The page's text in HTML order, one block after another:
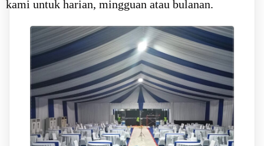
kami untuk harian, mingguan atau bulanan.